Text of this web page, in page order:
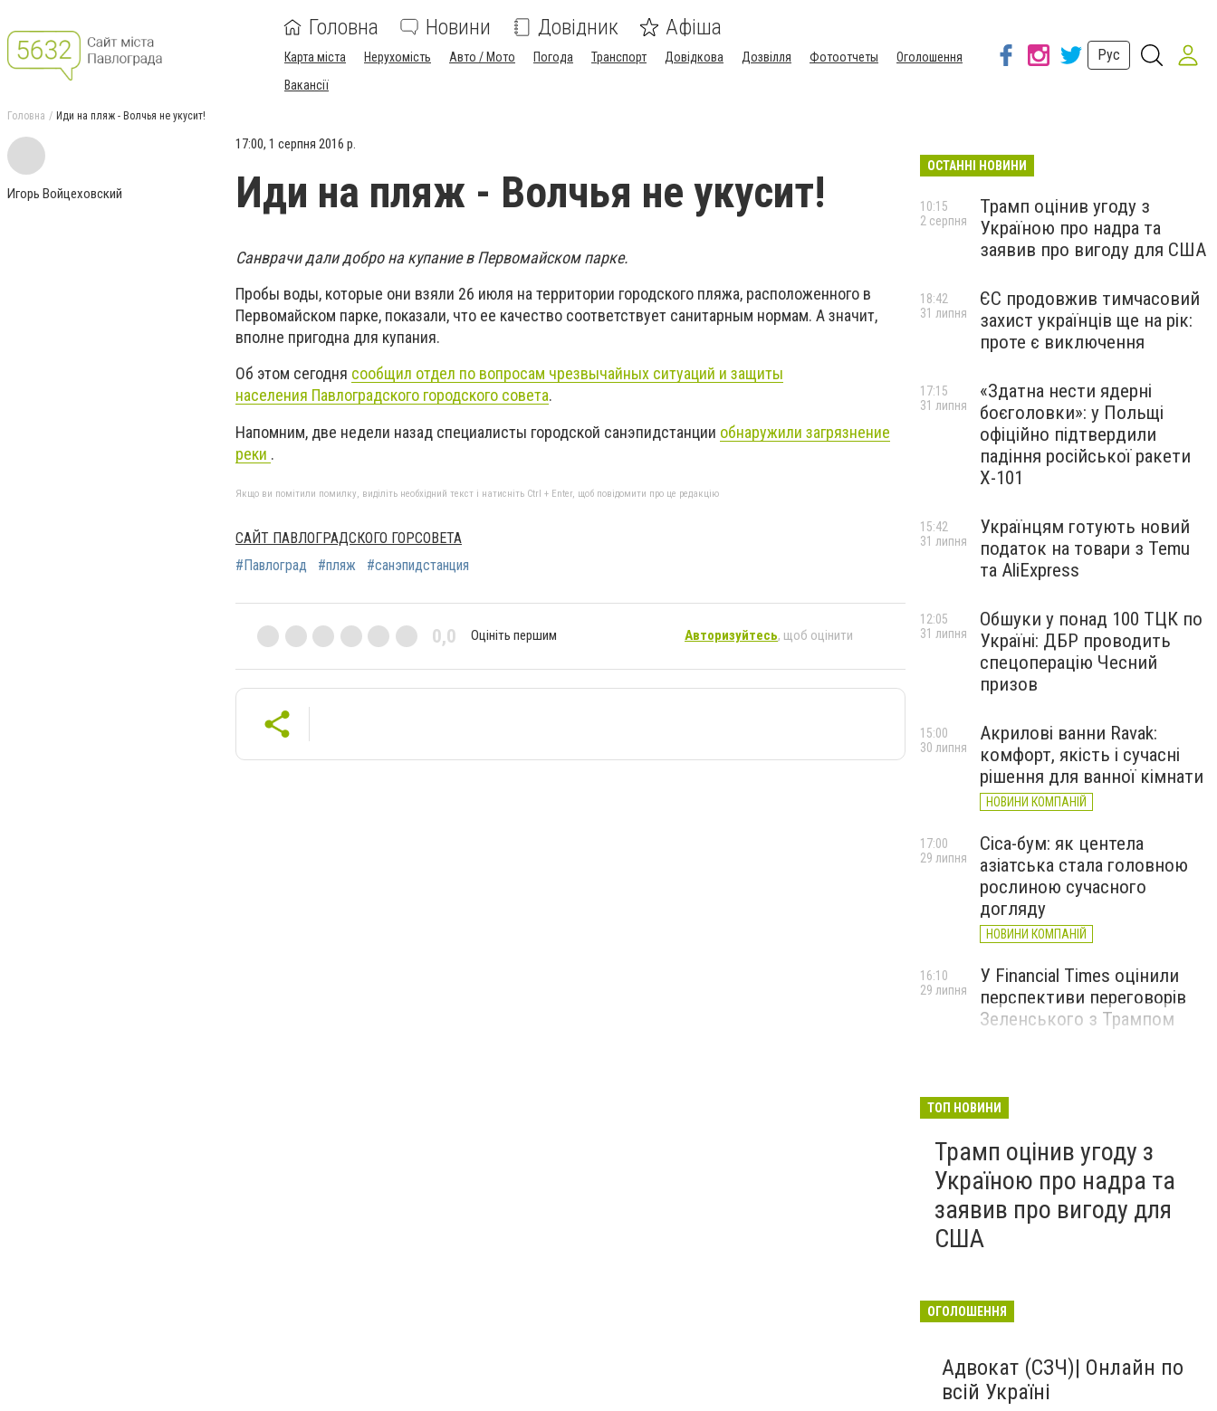
Головна Новини Довідник Афіша
Карта міста Нерухомість Авто / Мото Погода Транспорт Довідкова Дозвілля Фотоотчеты
Оголошення
Вакансії
Рус
Головна Иди на пляж - Волчья не укусит!
Игорь Войцеховский
17:00, 1 серпня 2016 р.
Иди на пляж - Волчья не укусит!
Санврачи дали добро на купание в Первомайском парке.
Пробы воды, которые они взяли 26 июля на территории городского пляжа, расположенного в
Первомайском парке, показали, что ее качество соответствует санитарным нормам. А значит,
вполне пригодна для купания.
Об этом сегодня сообщил отдел по вопросам чрезвычайных ситуаций и защиты
населения Павлоградского городского совета.
Напомним, две недели назад специалисты городской санэпидстанции обнаружили загрязнение
реки .
Якщо ви помітили помилку, виділіть необхідний текст і натисніть Ctrl + Enter, щоб повідомити про це редакцію
САЙТ ПАВЛОГРАДСКОГО ГОРСОВЕТА
#Павлоград
#пляж #санэпидстанция
0,0 Оцініть першим Авторизуйтесь, щоб оцінити
ОСТАННІ НОВИНИ
Трамп оцінив угоду з
Україною про надра та
заявив про вигоду для США
10:15
2 серпня
ЄС продовжив тимчасовий
захист українців ще на рік:
проте є виключення
18:42
31 липня
«Здатна нести ядерні
боєголовки»: у Польщі
офіційно підтвердили
падіння російської ракети
Х-101
17:15
31 липня
Українцям готують новий
податок на товари з Temu
та AliExpress
15:42
31 липня
Обшуки у понад 100 ТЦК по
Україні: ДБР проводить
спецоперацію Чесний
призов
12:05
31 липня
Акрилові ванни Ravak:
комфорт, якість і сучасні
рішення для ванної кімнати
НОВИНИ КОМПАНІЙ
15:00
30 липня
Cica-бум: як центела
азіатська стала головною
рослиною сучасного
догляду
НОВИНИ КОМПАНІЙ
17:00
29 липня
У Financial Times оцінили
перспективи переговорів
Зеленського з Трампом
16:10
29 липня
ТОП НОВИНИ
Трамп оцінив угоду з
Україною про надра та
заявив про вигоду для
США
ОГОЛОШЕННЯ
Адвокат (СЗЧ)| Онлайн по
всій Україні